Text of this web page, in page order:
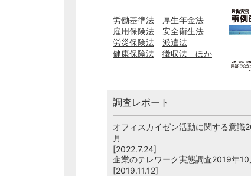
労働基準法
厚生年金法
雇用保険法
安全衛生法
労災保険法
派遣法
健康保険法
徴収法 ほか
調査レポート
オフィスカイゼン活動に関する意識
月
[2022.7.24]
企業のテレワーク実態調査2019年10
[2019.11.12]